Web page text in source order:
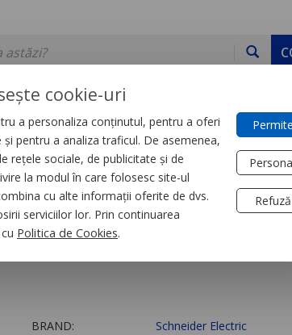
DEVINO PARTENER CONTACT
de 5m
BRAND:
Schneider Electric
cookie-uri
a personaliza conținutul, pentru a oferi
pentru a analiza traficul. De asemenea,
rețele sociale, de publicitate și de
la modul în care folosesc site-ul
cu alte informații oferite de dvs.
serviciilor lor. Prin continuarea
Politica de Cookies.